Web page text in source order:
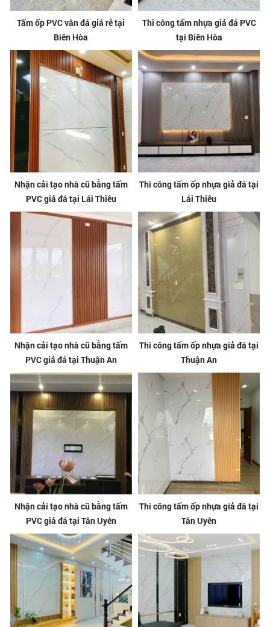
Tấm ốp PVC vân đá giá rẻ tại
Biên Hòa
Thi công tấm nhựa giả đá PVC
tại Biên Hòa
Nhận cải tạo nhà cũ bằng tấm
PVC giả đá tại Lái Thiêu
Thi công tấm ốp nhựa giả đá tại
Lái Thiêu
Nhận cải tạo nhà cũ bằng tấm
PVC giả đá tại Thuận An
Thi công tấm ốp nhựa giả đá tại
Thuận An
Nhận cải tạo nhà cũ bằng tấm
PVC giả đá tại Tân Uyên
Thi công tấm ốp nhựa giả đá tại
Tân Uyên